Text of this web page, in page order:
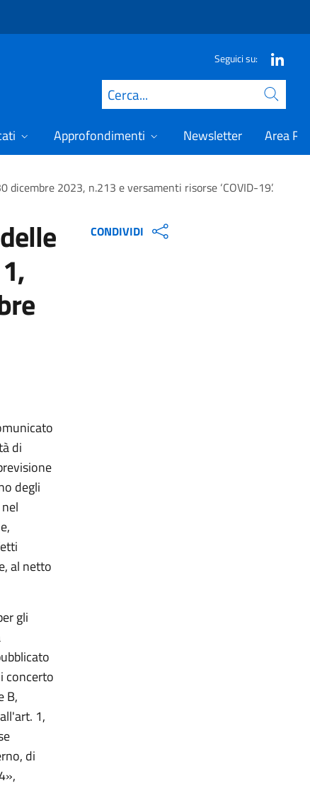
Seguici su:
Cerca
Approfondimenti Newsletter Area
2023, n.213 e versamenti risorse ‘COVID-19’.
di
degli
al netto
gli
concerto
B,
1,
di
»,
CONDIVIDI